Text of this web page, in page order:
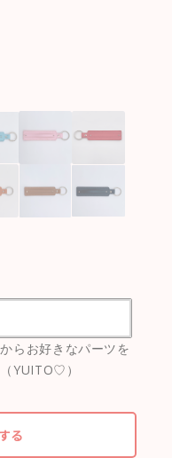
らお好きなパーツを
YUITO♡）
る